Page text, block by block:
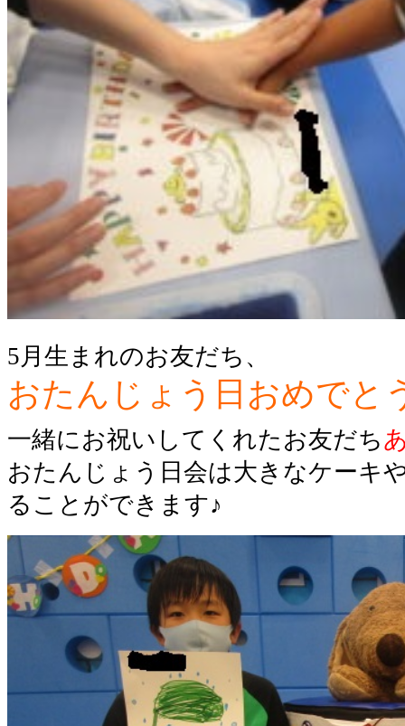
5月生まれのお友だち、
おたんじょう日おめでと
一緒にお祝いしてくれたお友だち
おたんじょう日会は大きなケーキ
ることができます♪